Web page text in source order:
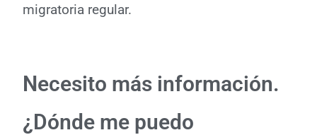
migratoria regular.
Necesito más información.
¿Dónde me puedo